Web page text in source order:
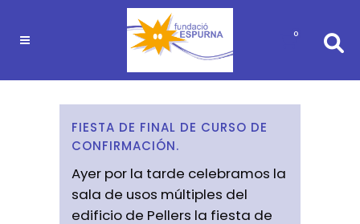
0
FIESTA DE FINAL DE CURSO DE
CONFIRMACIÓN.
Ayer por la tarde celebramos la
sala de usos múltiples del
edificio de Pellers la fiesta de